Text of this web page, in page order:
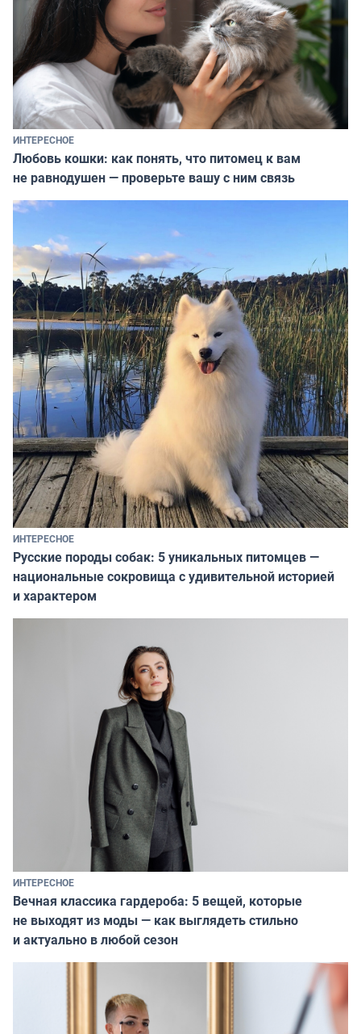
ИНТЕРЕСНОЕ
Любовь кошки: как понять, что питомец к вам
не равнодушен — проверьте вашу с ним связь
ИНТЕРЕСНОЕ
Русские породы собак: 5 уникальных питомцев —
национальные сокровища с удивительной историей
и характером
ИНТЕРЕСНОЕ
Вечная классика гардероба: 5 вещей, которые
не выходят из моды — как выглядеть стильно
и актуально в любой сезон